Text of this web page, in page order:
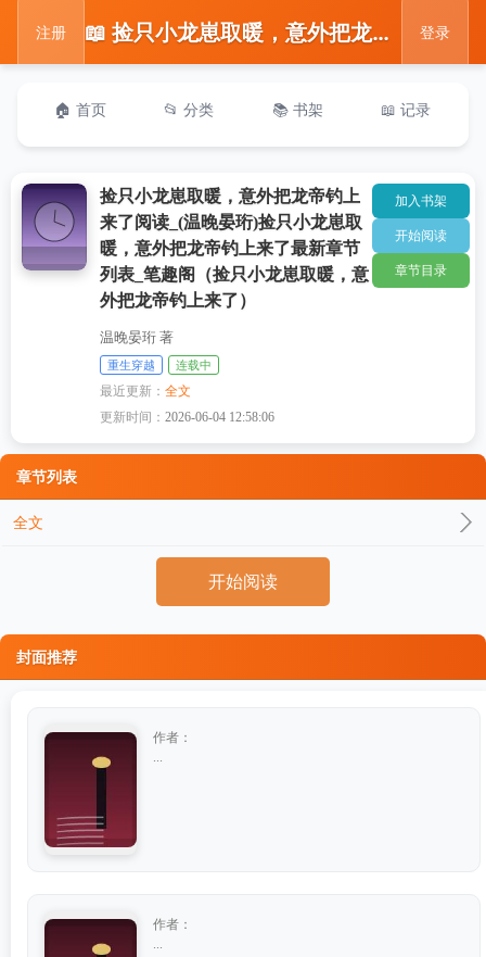
注册 📖 捡只小龙崽取暖，意外把龙帝钓上来了阅读_(温晚晏珩)捡只小龙崽取暖，意外把龙帝钓上来了最新章节列表_笔趣阁（捡只小龙崽取暖，意外把龙帝钓上来了） 登录
🏠 首页 📂 分类 📚 书架 📖 记录
捡只小龙崽取暖，意外把龙帝钓上
来了阅读_(温晚晏珩)捡只小龙崽取
暖，意外把龙帝钓上来了最新章节
列表_笔趣阁（捡只小龙崽取暖，意
外把龙帝钓上来了）
温晚晏珩 著
重生穿越 连载中
最近更新：全文
更新时间：2026-06-04 12:58:06
加入书架
开始阅读
章节目录
章节列表
全文
开始阅读
封面推荐
作者：
作者：